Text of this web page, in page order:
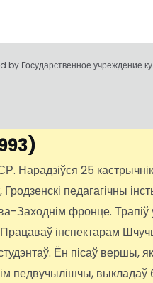
Государственное учреждение
Нарадзіўся 25
педагагічны
Заходнім фронце.
Працаваў інспектарам
Ён пісаў вершы,
педвучылішчы, выкладаў